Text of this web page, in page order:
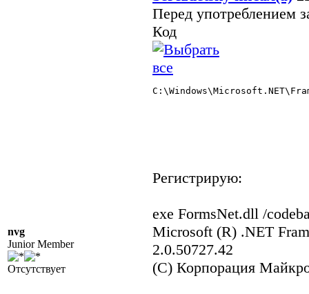
nvg
Junior Member
Отсутствует
Перед употреблением
Код
Регистрирую:
exe FormsNet.dll /
Microsoft (R) .NET
2.0.50727.42
(C) Корпорация